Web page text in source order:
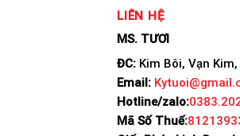
LIÊN HỆ
MS. TƯƠI
ĐC: Kim Bôi, Vạn
Email:
Hotline/zalo:
Mã Số Thuế: